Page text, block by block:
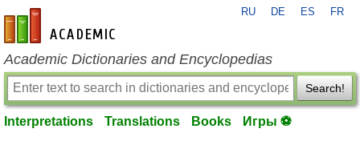
en-academic.com
RU DE ES FR
Academic Dictionaries and Encyclopedias
Search!
Interpretations Translations Books Игры ⚽